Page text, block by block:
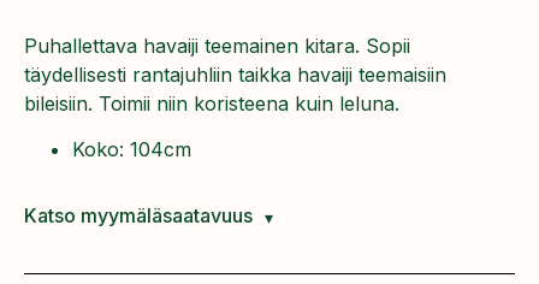
Puhallettava havaiji teemainen kitara. Sopii
täydellisesti rantajuhliin taikka havaiji teemaisiin
bileisiin. Toimii niin koristeena kuin leluna.
Koko: 104cm
Katso myymäläsaatavuus